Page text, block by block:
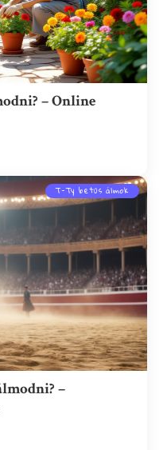
– Online
T-Ty betűs álmok
–